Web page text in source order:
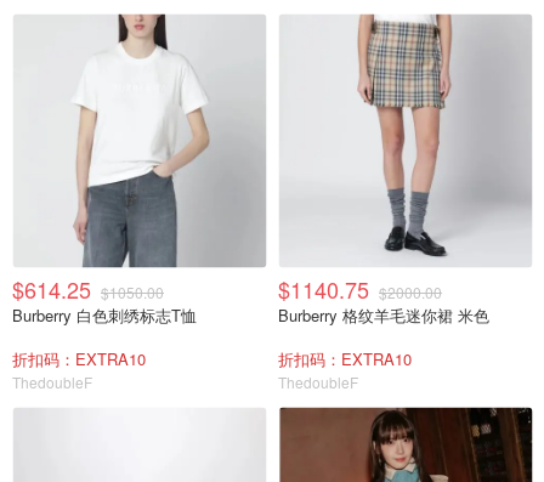
$614.25 $1050.00
Burberry 白色刺绣标志T恤
折扣码：EXTRA10
ThedoubleF
$1140.75 $2000.00
Burberry 格纹羊毛迷你裙 米色
折扣码：EXTRA10
ThedoubleF